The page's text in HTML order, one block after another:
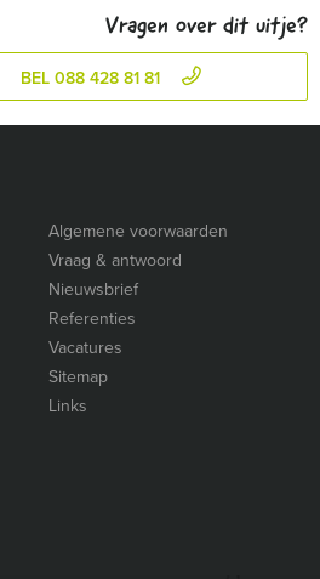
Vragen over dit uitje?
BEL 088 428 81 81
Algemene voorwaarden
Vraag & antwoord
Nieuwsbrief
Referenties
Vacatures
Sitemap
Links